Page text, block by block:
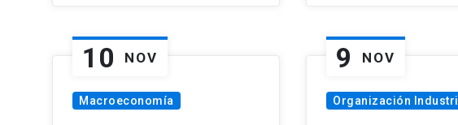
10 NOV
Macroeconomía
9 NOV
Organización